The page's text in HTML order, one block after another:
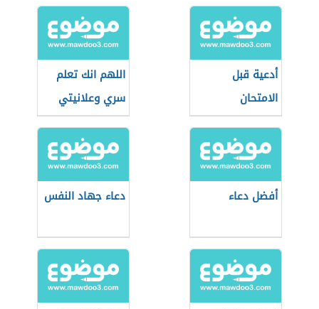
أدعية قبل
الامتحان
اللهم انك تعلم
سري وعلانيتي
أفضل دعاء دعاء جهاد النفس